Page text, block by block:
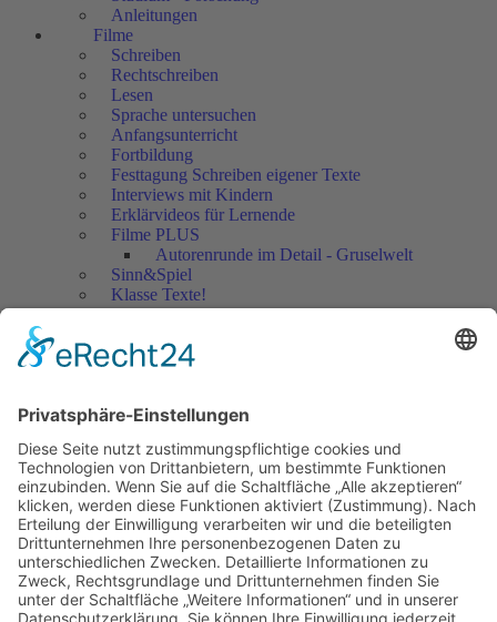
Anleitungen
Filme
Schreiben
Rechtschreiben
Lesen
Sprache untersuchen
Anfangsunterricht
Fortbildung
Festtagung Schreiben eigener Texte
Interviews mit Kindern
Erklärvideos für Lernende
Filme PLUS
Autorenrunde im Detail - Gruselwelt
Sinn&Spiel
Klasse Texte!
Filmausschnitte Grundschule
Jedes Kind wertschätzen!
Artikel
Artikel 2018
Artikel 2017
Artikel 2016
Artikel 2015
Artikel 2014
Artikel 2013
Artikel 2012
Artikel bis 2011
Artikel zum Download - Religion